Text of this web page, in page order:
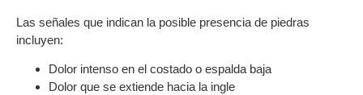
Las señales que indican la posible presencia de piedras
incluyen:
Dolor intenso en el costado o espalda baja
Dolor que se extiende hacia la ingle